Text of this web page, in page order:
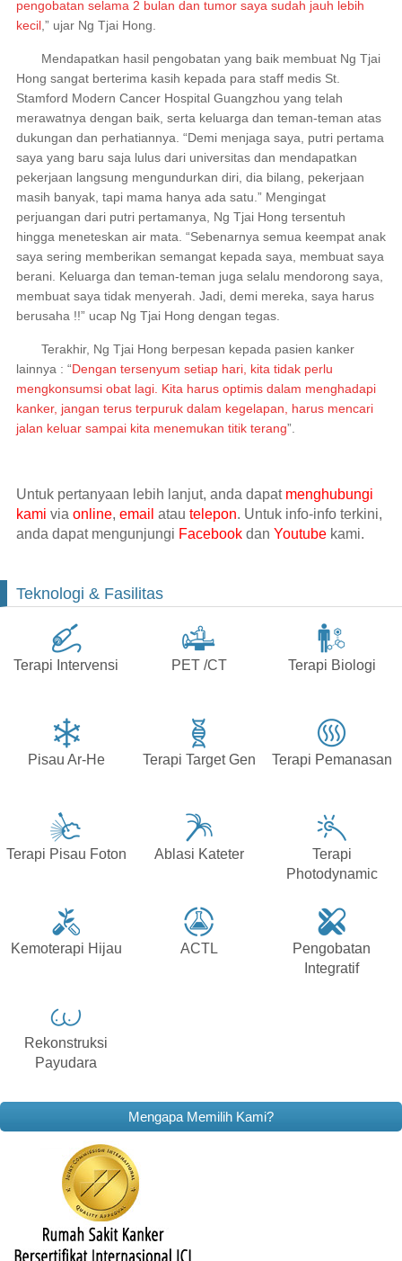
pengobatan selama 2 bulan dan tumor saya sudah jauh lebih
kecil,” ujar Ng Tjai Hong.
Mendapatkan hasil pengobatan yang baik membuat Ng Tjai
Hong sangat berterima kasih kepada para staff medis St.
Stamford Modern Cancer Hospital Guangzhou yang telah
merawatnya dengan baik, serta keluarga dan teman-teman atas
dukungan dan perhatiannya. “Demi menjaga saya, putri pertama
saya yang baru saja lulus dari universitas dan mendapatkan
pekerjaan langsung mengundurkan diri, dia bilang, pekerjaan
masih banyak, tapi mama hanya ada satu.” Mengingat
perjuangan dari putri pertamanya, Ng Tjai Hong tersentuh
hingga meneteskan air mata. “Sebenarnya semua keempat anak
saya sering memberikan semangat kepada saya, membuat saya
berani. Keluarga dan teman-teman juga selalu mendorong saya,
membuat saya tidak menyerah. Jadi, demi mereka, saya harus
berusaha !!” ucap Ng Tjai Hong dengan tegas.
Terakhir, Ng Tjai Hong berpesan kepada pasien kanker
lainnya : “Dengan tersenyum setiap hari, kita tidak perlu
mengkonsumsi obat lagi. Kita harus optimis dalam menghadapi
kanker, jangan terus terpuruk dalam kegelapan, harus mencari
jalan keluar sampai kita menemukan titik terang”.
Untuk pertanyaan lebih lanjut, anda dapat menghubungi
kami via online, email atau telepon. Untuk info-info terkini,
anda dapat mengunjungi Facebookdan Youtubekami.
Teknologi & Fasilitas
Terapi Intervensi PET /CT Terapi Biologi
Pisau Ar-He Terapi Target Gen Terapi Pemanasan
Terapi Pisau Foton Ablasi Kateter
Terapi
Photodynamic
Kemoterapi Hijau ACTL
Pengobatan
Integratif
Rekonstruksi
Payudara
Mengapa Memilih Kami?